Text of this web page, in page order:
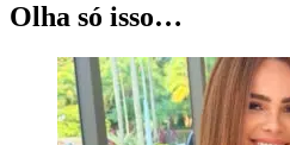
Olha só isso…